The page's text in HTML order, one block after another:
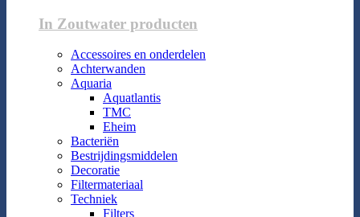
In Zoutwater producten
Accessoires en onderdelen
Achterwanden
Aquaria
Aquatlantis
TMC
Eheim
Bacteriën
Bestrijdingsmiddelen
Decoratie
Filtermateriaal
Techniek
Filters